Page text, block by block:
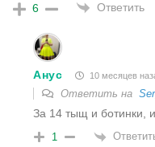
6 Ответить
Анус 10 месяцев
Ответить на
За 14 тыщ и ботинки,
1